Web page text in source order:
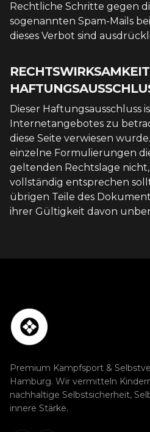
Rechtliche Schritte gegen
sogenannten Spam-Mails
dieses Verbot sind
Dieser Haftungsausschluss
Internetangebotes zu
diese Seite verwiesen
einzelne Formulierungen
geltenden Rechtslage
vollständig entsprechen
übrigen Teile des
ihrer Gültigkeit davon
Premium Kampfsport &
Hamburg. Wir vermitteln
nachhaltige Selbstsicherheit,
innere Stärke.